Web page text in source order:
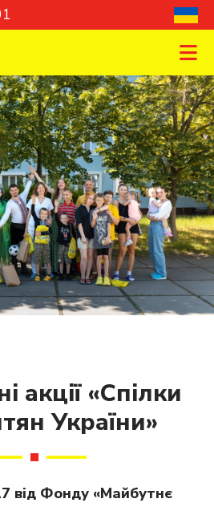
акції «Спілки
України»
від Фонду «Майбутнє